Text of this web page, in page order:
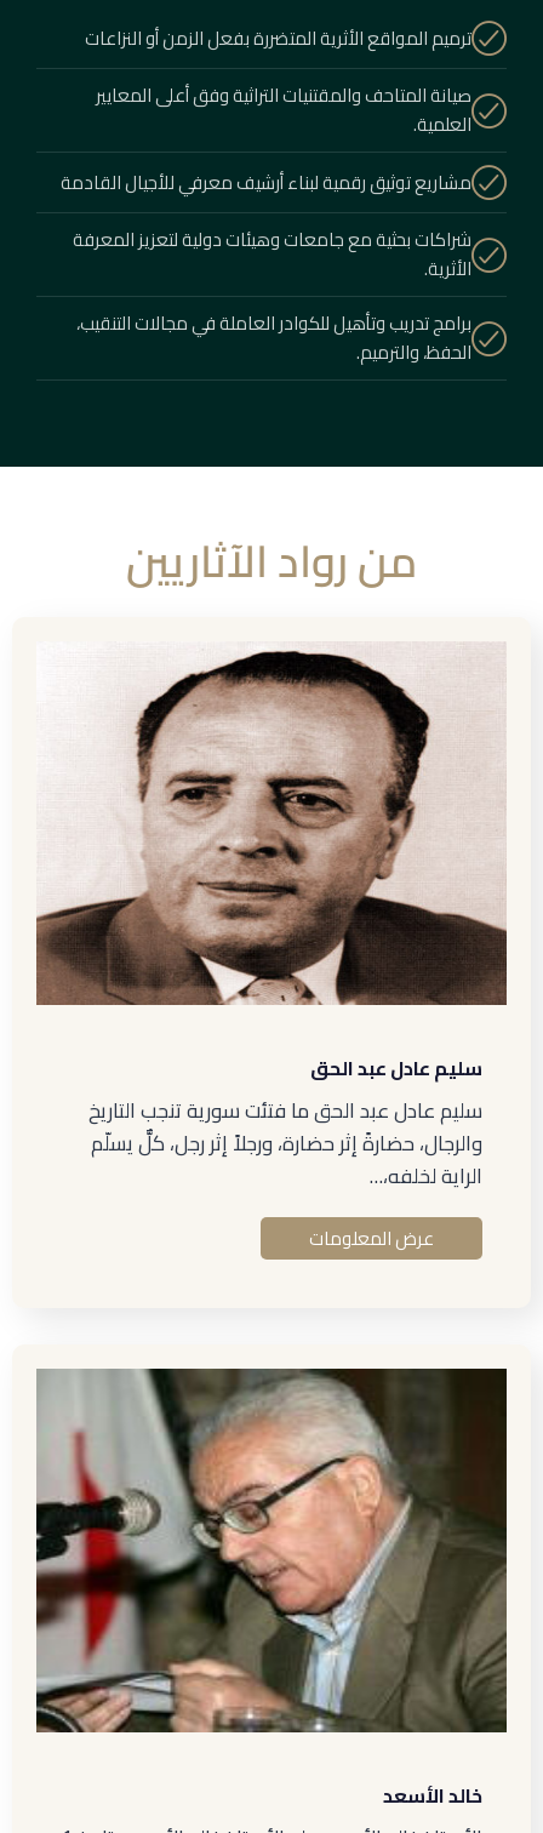
ترميم المواقع الأثرية المتضررة بفعل الزمن أو النزاعات
صيانة المتاحف والمقتنيات التراثية وفق أعلى المعايير
العلمية.
مشاريع توثيق رقمية لبناء أرشيف معرفي للأجيال القادمة
شراكات بحثية مع جامعات وهيئات دولية لتعزيز المعرفة
الأثرية.
برامج تدريب وتأهيل للكوادر العاملة في مجالات التنقيب،
الحفظ، والترميم.
من رواد الآثاريين
سليم عادل عبد الحق
سليم عادل عبد الحق ما فتئت سورية تنجب التاريخ
والرجال، حضارةً إثر حضارة، ورجلاً إثر رجل، كلٌّ يسلّم
الراية لخلفه،…
عرض المعلومات
خالد الأسعد